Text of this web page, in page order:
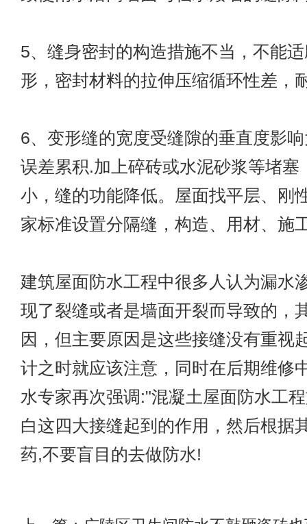
5、缝身密封的构造措施不当，不能
形，密封材料的拉伸压缩循环性差，
6、变形缝的宽度受缝隙的垂直度影
误差累积.加上碎砖或水泥砂浆等堵塞
小，缝的功能降低。屋面找平层、刚
家标准设置分隔缝，构造、用材、施
建筑屋面防水工程中很多人认为漏水
现了裂缝或者是墙面开裂而导致的，
因，但主要原因是这些接缝没有重视
计之时就应该注意，同时在后期维修
水专家再次强调:"混凝土屋面防水工
白这四大接缝起到的作用，然后根据
药,不要盲目的去做防水!